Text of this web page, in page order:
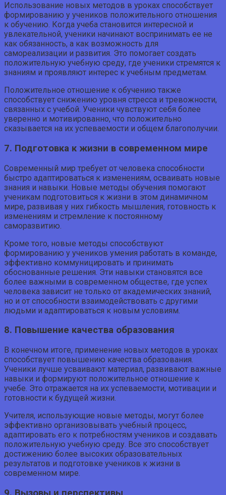
Использование новых методов в уроках способствует
формированию у учеников положительного отношения
к обучению. Когда учеба становится интересной и
увлекательной, ученики начинают воспринимать ее не
как обязанность, а как возможность для
самореализации и развития. Это помогает создать
положительную учебную среду, где ученики стремятся к
знаниям и проявляют интерес к учебным предметам.
Положительное отношение к обучению также
способствует снижению уровня стресса и тревожности,
связанных с учебой. Ученики чувствуют себя более
уверенно и мотивированно, что положительно
сказывается на их успеваемости и общем благополучии.
7. Подготовка к жизни в современном мире
Современный мир требует от человека способности
быстро адаптироваться к изменениям, осваивать новые
знания и навыки. Новые методы обучения помогают
ученикам подготовиться к жизни в этом динамичном
мире, развивая у них гибкость мышления, готовность к
изменениям и стремление к постоянному
саморазвитию.
Кроме того, новые методы способствуют
формированию у учеников умения работать в команде,
эффективно коммуницировать и принимать
обоснованные решения. Эти навыки становятся все
более важными в современном обществе, где успех
человека зависит не только от академических знаний,
но и от способности взаимодействовать с другими
людьми и адаптироваться к новым условиям.
8. Повышение качества образования
В конечном итоге, применение новых методов в уроках
способствует повышению качества образования.
Ученики лучше усваивают материал, развивают важные
навыки и формируют положительное отношение к
учебе. Это отражается на их успеваемости, мотивации и
готовности к будущей жизни.
Учителя, использующие новые методы, могут более
эффективно организовывать учебный процесс,
адаптировать его к потребностям учеников и создавать
положительную учебную среду. Все это способствует
достижению более высоких образовательных
результатов и подготовке учеников к жизни в
современном мире.